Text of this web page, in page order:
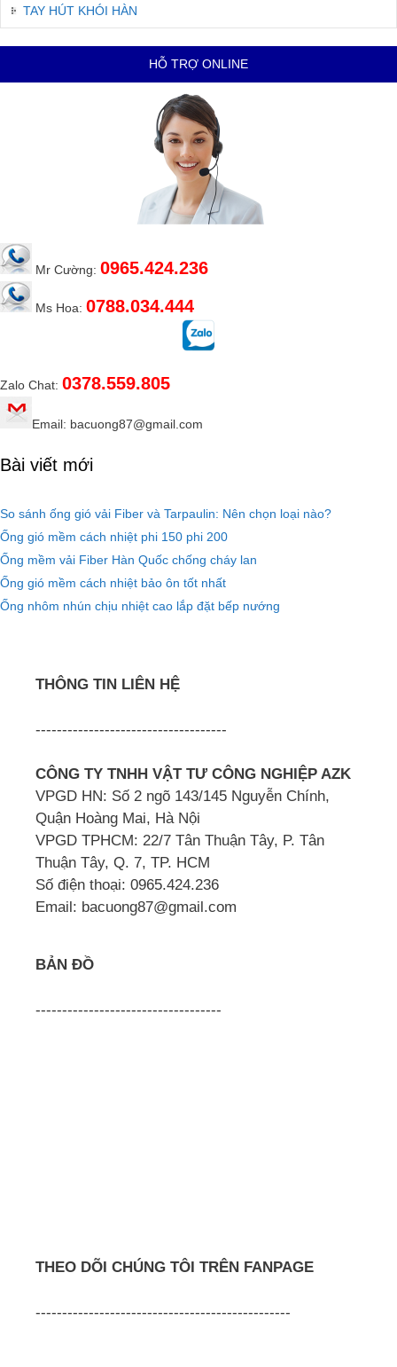
TAY HÚT KHÓI HÀN
HỖ TRỢ ONLINE
Mr Cường: 0965.424.236
Ms Hoa: 0788.034.444
Zalo Chat: 0378.559.805
Email: bacuong87@gmail.com
Bài viết mới
So sánh ống gió vải Fiber và Tarpaulin: Nên chọn loại nào?
Ống gió mềm cách nhiệt phi 150 phi 200
Ống mềm vải Fiber Hàn Quốc chống cháy lan
Ống gió mềm cách nhiệt bảo ôn tốt nhất
Ống nhôm nhún chịu nhiệt cao lắp đặt bếp nướng
THÔNG TIN LIÊN HỆ
------------------------------------
CÔNG TY TNHH VẬT TƯ CÔNG NGHIỆP AZK
VPGD HN: Số 2 ngõ 143/145 Nguyễn Chính,
Quận Hoàng Mai, Hà Nội
VPGD TPHCM: 22/7 Tân Thuận Tây, P. Tân
Thuận Tây, Q. 7, TP. HCM
Số điện thoại: 0965.424.236
Email: bacuong87@gmail.com
BẢN ĐỒ
-----------------------------------
THEO DÕI CHÚNG TÔI TRÊN FANPAGE
------------------------------------------------